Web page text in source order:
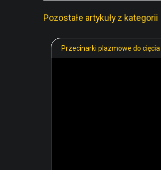
Pozostałe artykuły z kategorii
Przecinarki plazmowe do